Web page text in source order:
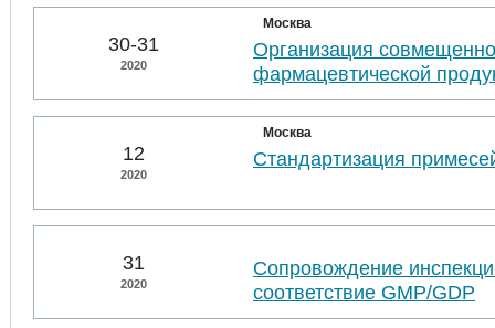
30-31
2020
Москва
Организация
фармацевтической
12
2020
Москва
Стандартизация
31
2020
Сопровождение
соответствие GMP/GDP